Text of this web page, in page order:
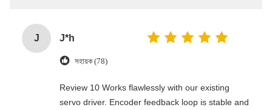
J J*h
সহায়ক (78)
Review 10 Works flawlessly with our existing
servo driver. Encoder feedback loop is stable and